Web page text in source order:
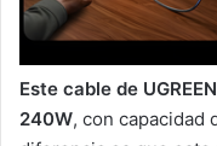
Este cable de
240W, con capacidad